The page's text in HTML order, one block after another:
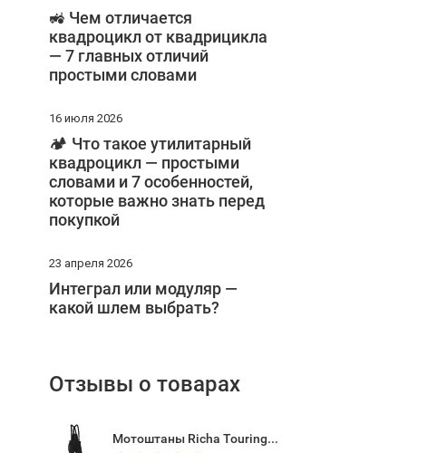
🚜 Чем отличается
квадроцикл от квадрицикла
— 7 главных отличий
простыми словами
16 июля 2026
🏕️ Что такое утилитарный
квадроцикл — простыми
словами и 7 особенностей,
которые важно знать перед
покупкой
23 апреля 2026
Интеграл или модуляр —
какой шлем выбрать?
Отзывы о товарах
Мотоштаны Richa Touring C-Change Trousers Men Black